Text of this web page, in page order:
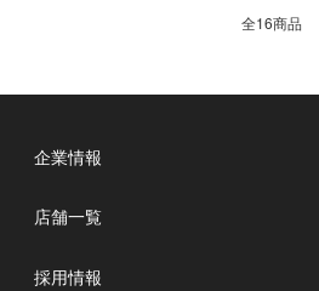
全16商品
企業情報
店舗一覧
採用情報